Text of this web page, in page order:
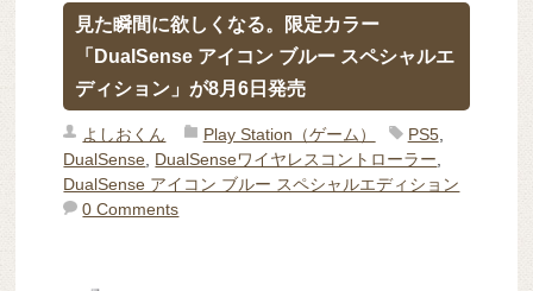
見た瞬間に欲しくなる。限定カラー
「DualSense アイコン ブルー スペシャルエ
ディション」が8月6日発売
よしおくん Play Station（ゲーム） PS5,
DualSense DualSenseワイヤレスコントローラー
DualSense アイコン ブルー スペシャルエディション
0 Comments